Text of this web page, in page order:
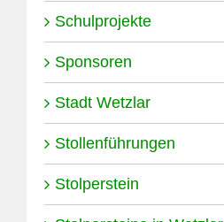
Schulprojekte
Sponsoren
Stadt Wetzlar
Stollenführungen
Stolperstein